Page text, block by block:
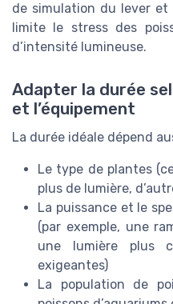
de simulation du lever
limite le stress des
d’intensité lumineuse.
Adapter la durée
et l’équipement
La durée idéale dépend
Le type de plantes
plus de lumière,
La puissance et le
(par exemple, une
une lumière plus
exigeantes)
La population de